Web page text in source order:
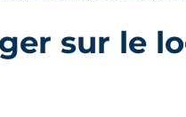
sur le